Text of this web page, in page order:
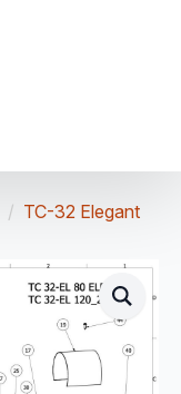
TC-32 Elegant